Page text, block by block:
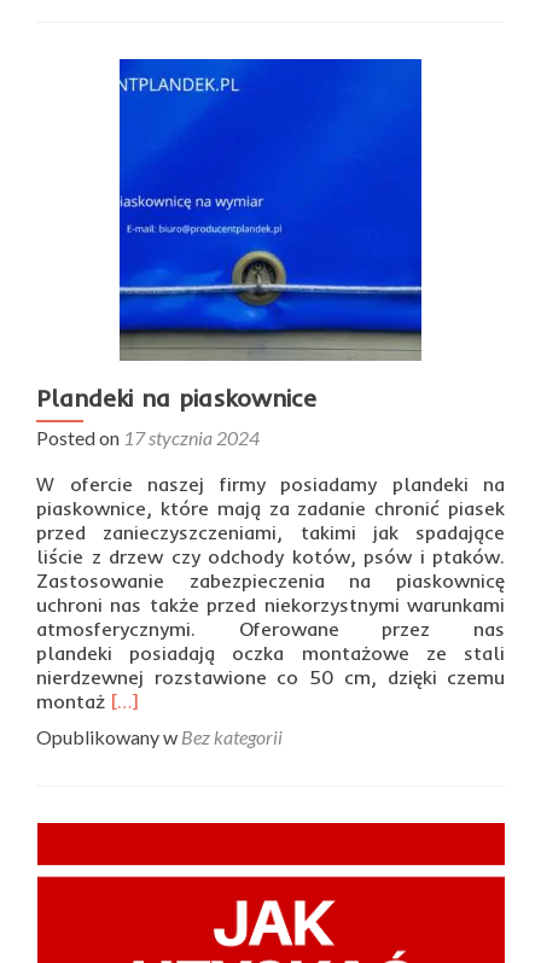
wózek
widłowy
Plandeki na piaskownice
Posted on 17 stycznia 2024
W ofercie naszej firmy posiadamy plandeki na
piaskownice, które mają za zadanie chronić piasek
przed zanieczyszczeniami, takimi jak spadające
liście z drzew czy odchody kotów, psów i ptaków.
Zastosowanie zabezpieczenia na piaskownicę
uchroni nas także przed niekorzystnymi warunkami
atmosferycznymi. Oferowane przez nas
plandeki posiadają oczka montażowe ze stali
nierdzewnej rozstawione co 50 cm, dzięki czemu
montaż Read
about
piaskownice
[…]
Opublikowany w Bez kategorii